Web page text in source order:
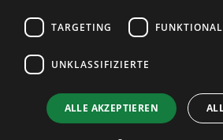
Terms and Conditions
TARGETING
UNKLASSIFIZIERTE
ALLE AKZEPTIEREN